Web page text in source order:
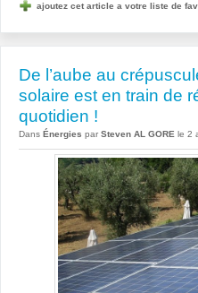
ajoutez cet article a votre liste de
De l’aube au
solaire est en train de
quotidien !
Dans Énergies par Steven AL GORE le 2